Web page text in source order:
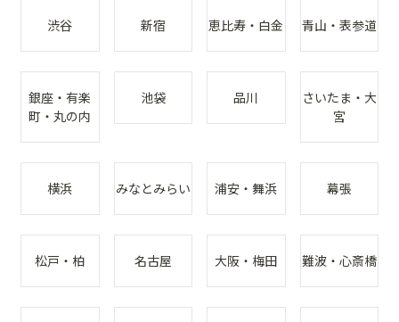
渋谷 新宿 恵比寿・白金 青山・表参道
銀座・有楽
町・丸の内
池袋 品川
さいたま・大
宮
横浜 みなとみらい 浦安・舞浜 幕張
松戸・柏 名古屋 大阪・梅田 難波・心斎橋